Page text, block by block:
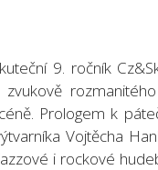
9. ročník
Prologem k
Vojtěcha
i rockové